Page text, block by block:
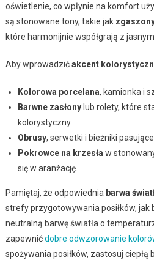
oświetlenie, co wpłynie na komfort
są stonowane tony, takie jak
które harmonijnie współgrają z
Aby wprowadzićakcent
Kolorowa porcelana, kamionka i
Barwne zasłonylub rolety, które
kolorystyczny.
Obrusy, serwetki i bieżniki
Pokrowce na krzesła w
się w aranżację.
Pamiętaj, że odpowiednia barwa
strefy przygotowywania posiłków, jak
neutralną barwę światła o
zapewnićdobre odwzorowanie
spożywania posiłków, zastosuj ciepłą